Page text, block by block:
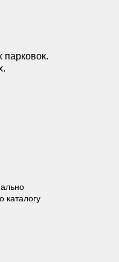
парковок.
каталогу